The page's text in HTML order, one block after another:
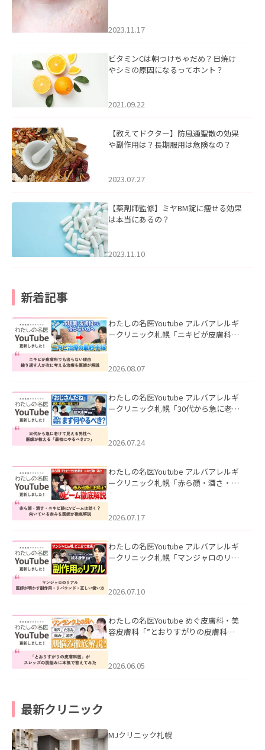
2023.11.17
ビタミンCは朝つけちゃだめ？日焼け
やシミの原因になるってホント？
2021.09.22
【教えてドクター】防風通聖散の効果
や副作用は？長期服用は危険なの？
2023.07.27
【薬剤師監修】ミヤBM錠に痩せる効果
は本当にあるの？
2023.11.10
新着記事
わたしの名医Youtube アルバアレルギ
ークリニック札幌「ニキビが皮膚科で
ました。
2026.08.07
わたしの名医Youtube アルバアレルギ
ークリニック札幌「30代から急に老け
た。
2026.07.24
わたしの名医Youtube アルバアレルギ
ークリニック札幌「赤ら顔・酒さ・ニ
した。
2026.07.17
わたしの名医Youtube アルバアレルギ
ークリニック札幌「マンジャロのリア
た。
2026.07.10
わたしの名医Youtube めぐ皮膚科・美
容皮膚科「”とおりすがりの皮膚科
2026.06.05
最新クリニック
MJクリニック札幌